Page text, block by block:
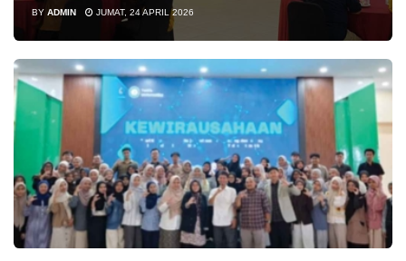
BY ADMIN JUMAT, 24 APRIL 2026